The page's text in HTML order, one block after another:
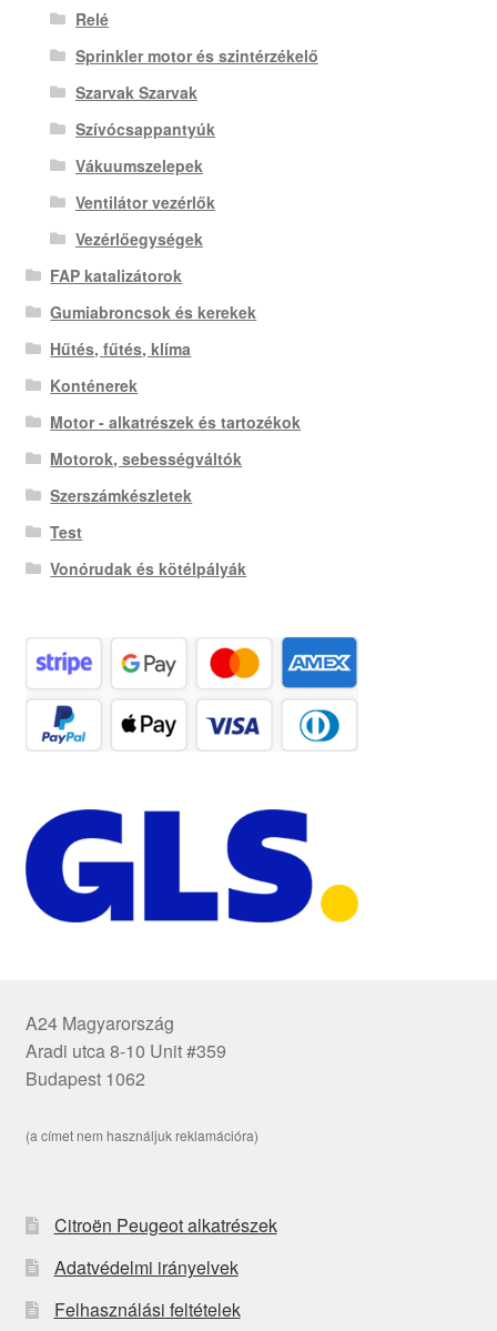
Relé
Sprinkler motor és szintérzékelő
Szarvak Szarvak
Szívócsappantyúk
Vákuumszelepek
Ventilátor vezérlők
Vezérlőegységek
FAP katalizátorok
Gumiabroncsok és kerekek
Hűtés, fűtés, klíma
Konténerek
Motor - alkatrészek és tartozékok
Motorok, sebességváltók
Szerszámkészletek
Test
Vonórudak és kötélpályák
A24 Magyarország
Aradi utca 8-10 Unit #359
Budapest 1062
(a címet nem használjuk reklamációra)
Citroën Peugeot alkatrészek
Adatvédelmi irányelvek
Felhasználási feltételek